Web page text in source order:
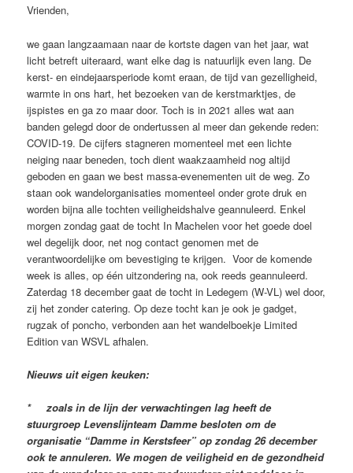
Vrienden,
we gaan langzaamaan naar de kortste dagen van het jaar, wat
licht betreft uiteraard, want elke dag is natuurlijk even lang. De
kerst- en eindejaarsperiode komt eraan, de tijd van gezelligheid,
warmte in ons hart, het bezoeken van de kerstmarktjes, de
ijspistes en ga zo maar door. Toch is in 2021 alles wat aan
banden gelegd door de ondertussen al meer dan gekende reden:
COVID-19. De cijfers stagneren momenteel met een lichte
neiging naar beneden, toch dient waakzaamheid nog altijd
geboden en gaan we best massa-evenementen uit de weg. Zo
staan ook wandelorganisaties momenteel onder grote druk en
worden bijna alle tochten veiligheidshalve geannuleerd. Enkel
morgen zondag gaat de tocht In Machelen voor het goede doel
wel degelijk door, net nog contact genomen met de
verantwoordelijke om bevestiging te krijgen. Voor de komende
week is alles, op één uitzondering na, ook reeds geannuleerd.
Zaterdag 18 december gaat de tocht in Ledegem (W-VL) wel door,
zij het zonder catering. Op deze tocht kan je ook je gadget,
rugzak of poncho, verbonden aan het wandelboekje Limited
Edition van WSVL afhalen.
Nieuws uit eigen keuken:
* zoals in de lijn der verwachtingen lag heeft de
stuurgroep Levenslijnteam Damme besloten om de
organisatie “Damme in Kerstsfeer” op zondag 26 december
ook te annuleren. We mogen de veiligheid en de gezondheid